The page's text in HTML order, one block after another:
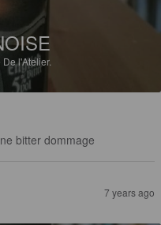
l'Atelier.
bitter dommage
7 years ago